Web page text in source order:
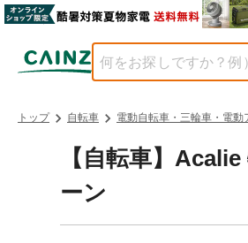
トップ 自転車 電動自転車・三輪車・電動
【自転車】
ーン